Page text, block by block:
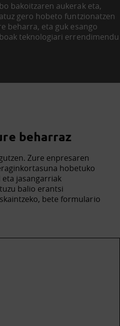
bakoitzaren aukerak eta,
gero hobeto funtzionatzen
beharra, eta guk esango
teknologiari errendimendu
beharraz
Zure enpresaren
hobetuko
jasangarriak
balio erantsi
bete formulario